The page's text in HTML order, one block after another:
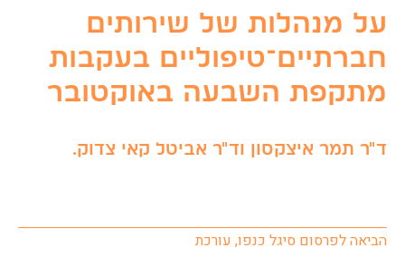
על מנהלות של שירותים
חברתיים־טיפוליים בעקבות
מתקפת השבעה באוקטובר
ד"ר תמר איצקסון וד"ר אביטל קאי צדוק.
הביאה לפרסום סיגל כנפו, עורכת